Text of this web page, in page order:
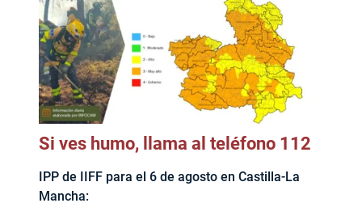
Si ves humo, llama al teléfono 112
IPP de IIFF para el 6 de agosto en Castilla-La
Mancha: